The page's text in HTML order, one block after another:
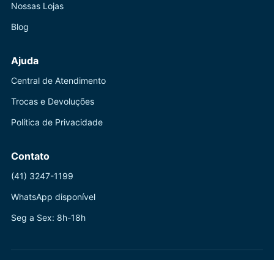
Nossas Lojas
Blog
Ajuda
Central de Atendimento
Trocas e Devoluções
Política de Privacidade
Contato
(41) 3247-1199
WhatsApp disponível
Seg a Sex: 8h-18h